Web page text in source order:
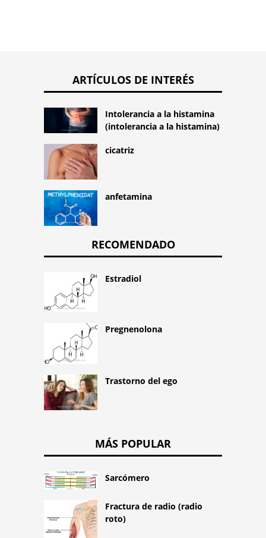
ARTÍCULOS DE INTERÉS
Intolerancia a la histamina
(intolerancia a la histamina)
cicatriz
anfetamina
RECOMENDADO
Estradiol
Pregnenolona
Trastorno del ego
MÁS POPULAR
Sarcómero
Fractura de radio (radio
roto)